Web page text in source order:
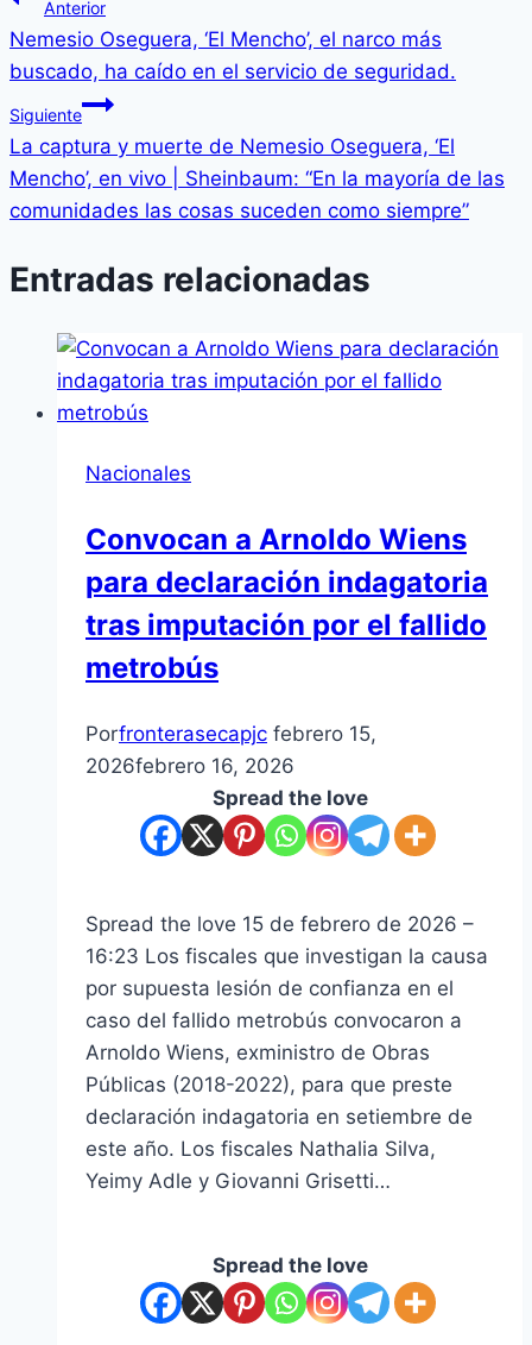
Anterior
Nemesio Oseguera, ‘El Mencho’, el narco más
buscado, ha caído en el servicio de seguridad.
Siguiente
La captura y muerte de Nemesio Oseguera, ‘El
Mencho’, en vivo | Sheinbaum: “En la mayoría de las
comunidades las cosas suceden como siempre”
Entradas relacionadas
Nacionales
Convocan a Arnoldo Wiens
para declaración indagatoria
tras imputación por el fallido
metrobús
Porfronterasecapjc febrero 15,
2026febrero 16, 2026
Spread the love
Spread the love 15 de febrero de 2026 –
16:23 Los fiscales que investigan la causa
por supuesta lesión de confianza en el
caso del fallido metrobús convocaron a
Arnoldo Wiens, exministro de Obras
Públicas (2018-2022), para que preste
declaración indagatoria en setiembre de
este año. Los fiscales Nathalia Silva,
Yeimy Adle y Giovanni Grisetti…
Spread the love